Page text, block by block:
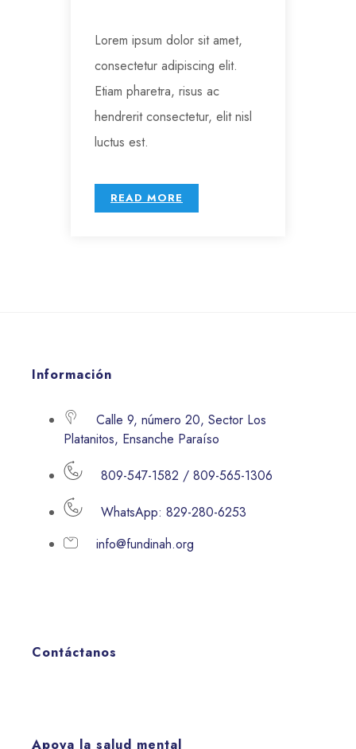
Lorem ipsum dolor sit amet,
consectetur adipiscing elit.
Etiam pharetra, risus ac
hendrerit consectetur, elit nisl
luctus est.
READ MORE
Información
Calle 9, número 20, Sector Los
Platanitos, Ensanche Paraíso
809-547-1582 / 809-565-1306
WhatsApp: 829-280-6253
info@fundinah.org
Contáctanos
Apoya la salud mental